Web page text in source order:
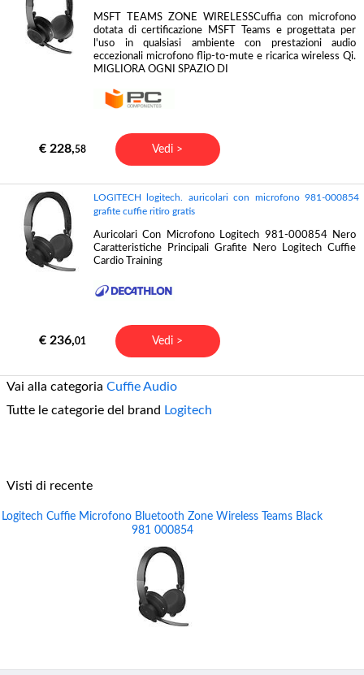
MSFT TEAMS ZONE WIRELESSCuffia con microfono
dotata di certificazione MSFT Teams e progettata per
l'uso in qualsiasi ambiente con prestazioni audio
eccezionali microfono flip-to-mute e ricarica wireless Qi.
MIGLIORA OGNI SPAZIO DI
€ 228,58 Vedi >
LOGITECH logitech. auricolari con microfono 981-000854
grafite cuffie ritiro gratis
Auricolari Con Microfono Logitech 981-000854 Nero
Caratteristiche Principali Grafite Nero Logitech Cuffie
Cardio Training
€ 236,01 Vedi >
Vai alla categoria Cuffie Audio
Tutte le categorie del brand Logitech
Visti di recente
Logitech Cuffie Microfono Bluetooth Zone Wireless Teams Black
981 000854